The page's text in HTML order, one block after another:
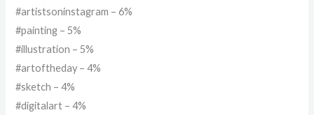
#artistsoninstagram – 6%
#painting – 5%
#illustration – 5%
#artoftheday – 4%
#sketch – 4%
#digitalart – 4%